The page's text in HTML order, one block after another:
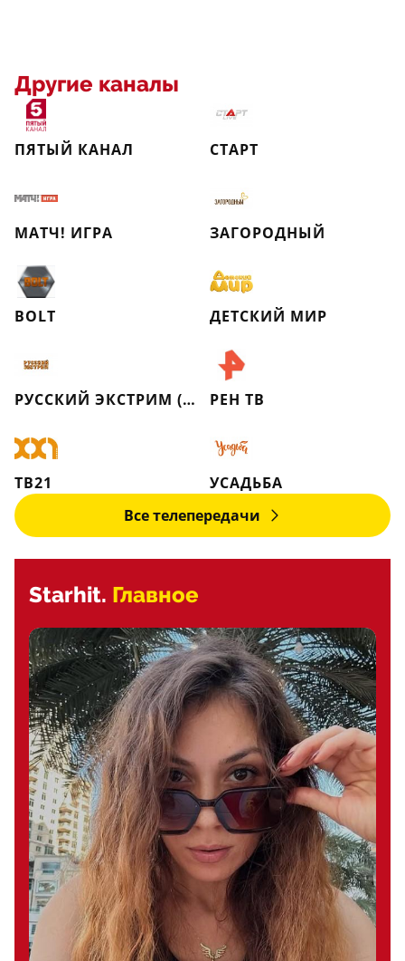
Другие каналы
ПЯТЫЙ КАНАЛ СТАРТ
МАТЧ! ИГРА ЗАГОРОДНЫЙ
BOLT ДЕТСКИЙ МИР
РУССКИЙ ЭКСТРИМ (РЕТРО) РЕН ТВ
ТВ21
УСАДЬБА
Все телепередачи
Starhit. Главное